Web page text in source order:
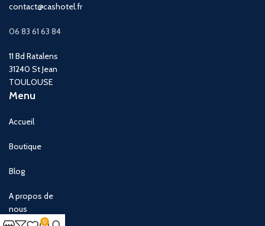
contact@cashotel.fr
06 83 61 63 84
11 Bd Ratalens
31240 St Jean
TOULOUSE
Menu
Accueil
Boutique
Blog
A propos de
nous
0